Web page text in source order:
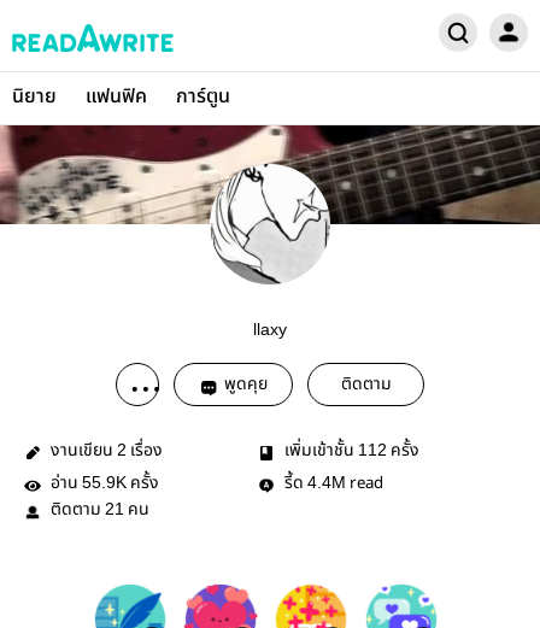
นิยาย แฟนฟิค การ์ตูน
llaxy
พูดคุย ติดตาม
งานเขียน 2 เรื่อง เพิ่มเข้าชั้น 112 ครั้ง
อ่าน 55.9K ครั้ง รี้ด 4.4M read
ติดตาม 21 คน